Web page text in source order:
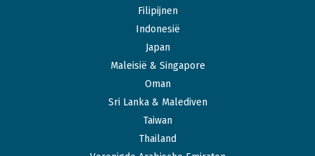
Filipijnen
Indonesië
Japan
Maleisië & Singapore
Oman
Sri Lanka & Malediven
Taiwan
Thailand